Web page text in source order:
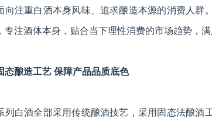
向注重白酒本身风味、追求酿造本源的消费人群
专注酒体本身，贴合当下理性消费的市场趋势，
态酿造工艺 保障产品品质底色
列白酒全部采用传统酿酒技艺，采用固态法酿酒